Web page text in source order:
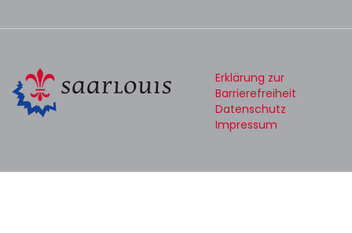
Erklärung zur
Barrierefreiheit
Datenschutz
Impressum